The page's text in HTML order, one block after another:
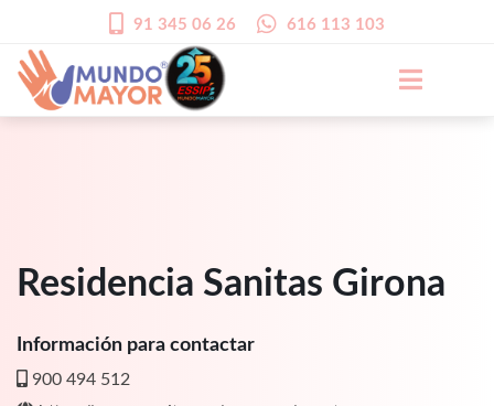
91 345 06 26 616 113 103
Residencia Sanitas Girona
Información para contactar
900 494 512